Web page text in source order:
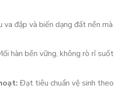
va đập và biến dạng đất nền mà
hàn bền vững, không rò rỉ suốt
Đạt tiêu chuẩn vệ sinh theo